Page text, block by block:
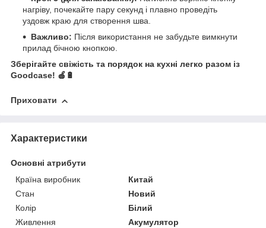
нагріву, почекайте пару секунд і плавно проведіть
уздовж краю для створення шва.
Важливо: Після використання не забудьте вимкнути
прилад бічною кнопкою.
Зберігайте свіжість та порядок на кухні легко разом із
Goodcase! 🍎🔋
Приховати
Характеристики
Основні атрибути
Країна виробник
Китай
Стан
Новий
Колір
Білий
Живлення
Акумулятор